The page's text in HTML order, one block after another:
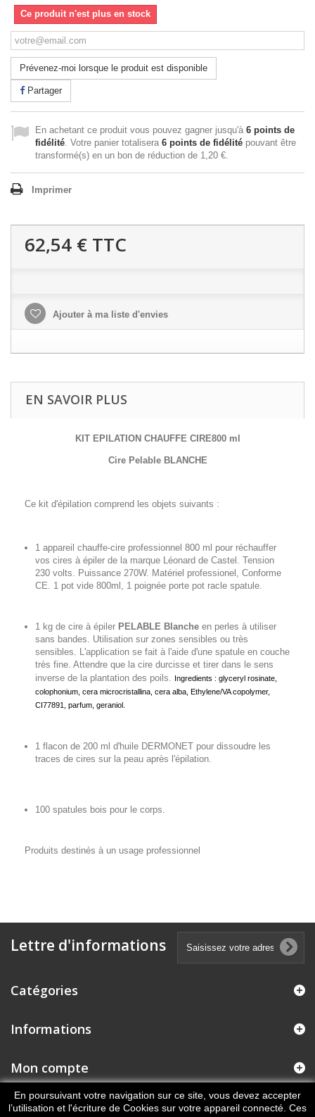
Ce produit n'est plus en stock
Prévenez-moi lorsque le produit est disponible
Partager
En achetant ce produit vous pouvez gagner jusqu'à 6 points de
fidélité. Votre panier totalisera 6 points de fidélité pouvant être
transformé(s) en un bon de réduction de 1,20 €.
Imprimer
62,54 € TTC
Ajouter à ma liste d'envies
EN SAVOIR PLUS
KIT EPILATION CHAUFFE CIRE800 ml
Cire Pelable BLANCHE
Ce kit d'épilation comprend les objets suivants :
1 appareil chauffe-cire professionnel 800 ml pour réchauffer
vos cires à épiler de la marque Léonard de Castel. Tension
230 volts. Puissance 270W. Matériel professionel, Conforme
CE. 1 pot vide 800ml, 1 poignée porte pot racle spatule.
1 kg de cire à épiler PELABLE Blanche en perles à utiliser
sans bandes. Utilisation sur zones sensibles ou très
sensibles. L'application se fait à l'aide d'une spatule en couche
très fine. Attendre que la cire durcisse et tirer dans le sens
inverse de la plantation des poils. Ingredients : glyceryl rosinate,
colophonium, cera microcristallina, cera alba, Ethylene/VA copolymer,
CI77891, parfum, geraniol.
1 flacon de 200 ml d'huile DERMONET pour dissoudre les
traces de cires sur la peau après l'épilation.
100 spatules bois pour le corps.
Produits destinés à un usage professionnel
Lettre d'informations
Catégories
Informations
Mon compte
Informations sur votre boutique
En poursuivant votre navigation sur ce site, vous devez accepter
l’utilisation et l'écriture de Cookies sur votre appareil connecté. Ces